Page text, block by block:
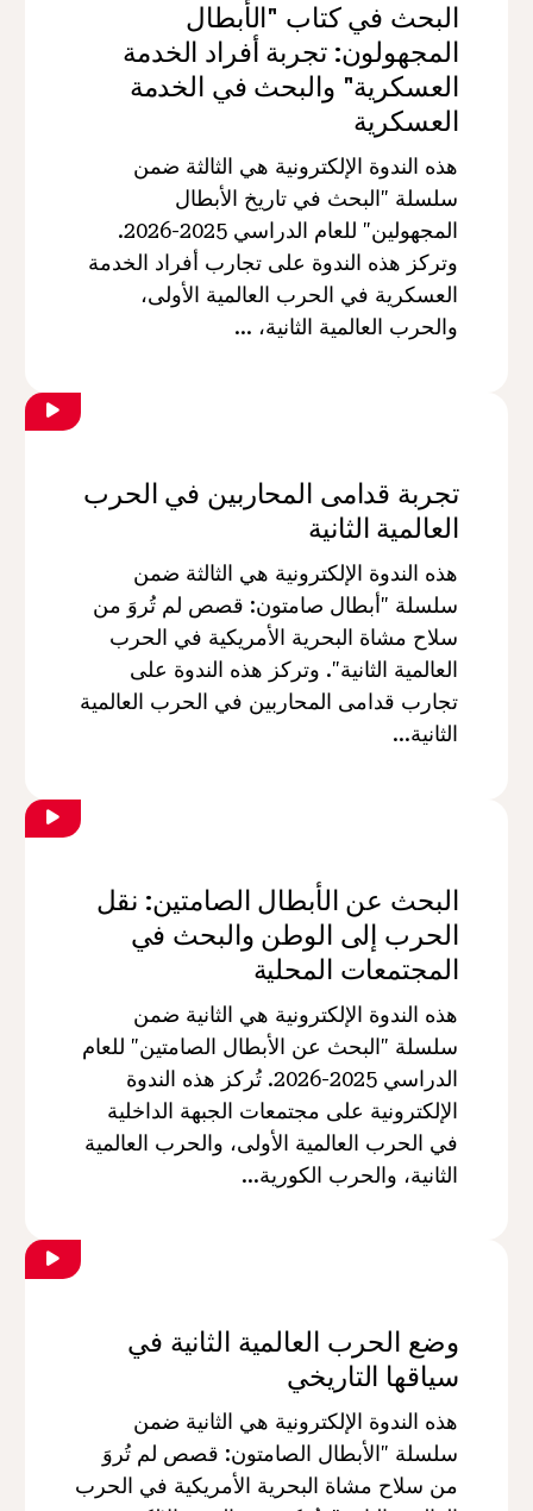
البحث في كتاب "الأبطال
المجهولون: تجربة أفراد الخدمة
العسكرية" والبحث في الخدمة
العسكرية
هذه الندوة الإلكترونية هي الثالثة ضمن
سلسلة "البحث في تاريخ الأبطال
المجهولين" للعام الدراسي 2025-2026.
وتركز هذه الندوة على تجارب أفراد الخدمة
العسكرية في الحرب العالمية الأولى،
والحرب العالمية الثانية، ...
تجربة قدامى المحاربين في الحرب
العالمية الثانية
هذه الندوة الإلكترونية هي الثالثة ضمن
سلسلة "أبطال صامتون: قصص لم تُروَ من
سلاح مشاة البحرية الأمريكية في الحرب
العالمية الثانية". وتركز هذه الندوة على
تجارب قدامى المحاربين في الحرب العالمية
الثانية...
البحث عن الأبطال الصامتين: نقل
الحرب إلى الوطن والبحث في
المجتمعات المحلية
هذه الندوة الإلكترونية هي الثانية ضمن
سلسلة "البحث عن الأبطال الصامتين" للعام
الدراسي 2025-2026. تُركز هذه الندوة
الإلكترونية على مجتمعات الجبهة الداخلية
في الحرب العالمية الأولى، والحرب العالمية
الثانية، والحرب الكورية...
وضع الحرب العالمية الثانية في
سياقها التاريخي
هذه الندوة الإلكترونية هي الثانية ضمن
سلسلة "الأبطال الصامتون: قصص لم تُروَ
من سلاح مشاة البحرية الأمريكية في الحرب